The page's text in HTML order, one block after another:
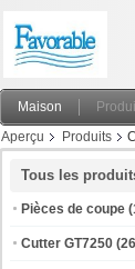
Maison
Aperçu
Produits
Tous les
Pièces de coupe
Cutter GT7250